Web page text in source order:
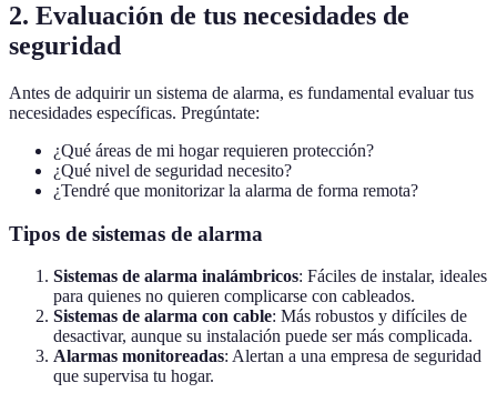
2. Evaluación de tus necesidades de
seguridad
Antes de adquirir un sistema de alarma, es fundamental evaluar tus
necesidades específicas. Pregúntate:
¿Qué áreas de mi hogar requieren protección?
¿Qué nivel de seguridad necesito?
¿Tendré que monitorizar la alarma de forma remota?
Tipos de sistemas de alarma
Sistemas de alarma inalámbricos: Fáciles de instalar, ideales
para quienes no quieren complicarse con cableados.
Sistemas de alarma con cable: Más robustos y difíciles de
desactivar, aunque su instalación puede ser más complicada.
Alarmas monitoreadas: Alertan a una empresa de seguridad
que supervisa tu hogar.